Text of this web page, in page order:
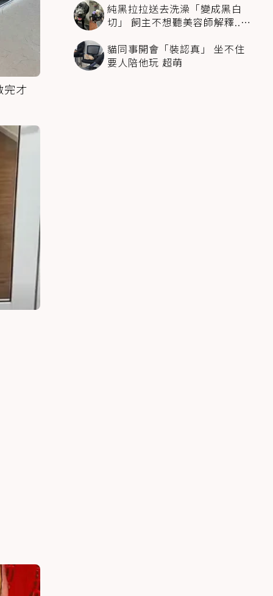
完才
純黑拉拉送去洗澡「變成黑白
切」 飼主不想聽美容師解釋..衝
貓同事開會「裝認真」 坐不住
要人陪他玩 超萌